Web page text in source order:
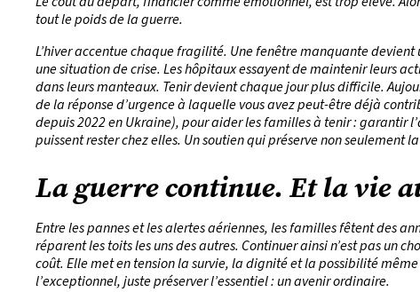
tout le poids de la guerre.
L’hiver accentue chaque fragilité. Une fenêtre manquante
une situation de crise. Les hôpitaux essayent de maintenir leurs
dans leurs manteaux. Tenir devient chaque jour plus difficile.
de la réponse d’urgence à laquelle vous avez peut-être déjà
depuis 2022 en Ukraine), pour aider les familles à tenir : garantir
puissent rester chez elles. Un soutien qui préserve non seulement
La guerre continue. Et la vie
Entre les pannes et les alertes aériennes, les familles fêtent des
réparent les toits les uns des autres. Continuer ainsi n’est pas un
coût. Elle met en tension la survie, la dignité et la possibilité
l’exceptionnel, juste préserver l’essentiel : un avenir ordinaire.